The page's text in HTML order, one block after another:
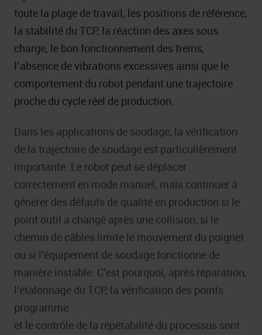
toute la plage de travail, les positions de référence,
la stabilité du TCP, la réaction des axes sous
charge, le bon fonctionnement des freins,
l’absence de vibrations excessives ainsi que le
comportement du robot pendant une trajectoire
proche du cycle réel de production.
Dans les applications de soudage, la vérification
de la trajectoire de soudage est particulièrement
importante. Le robot peut se déplacer
correctement en mode manuel, mais continuer à
générer des défauts de qualité en production si le
point outil a changé après une collision, si le
chemin de câbles limite le mouvement du poignet
ou si l’équipement de soudage fonctionne de
manière instable. C’est pourquoi, après réparation,
l’étalonnage du TCP, la vérification des points
programme
et le contrôle de la répétabilité du processus sont